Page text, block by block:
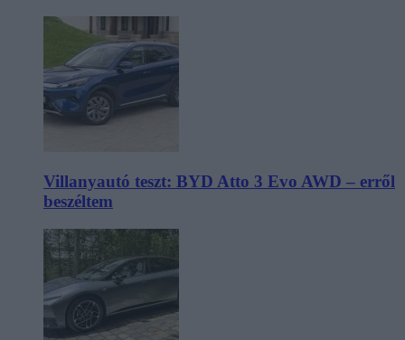
Villanyautó teszt: BYD Atto 3 Evo AWD – erről
beszéltem